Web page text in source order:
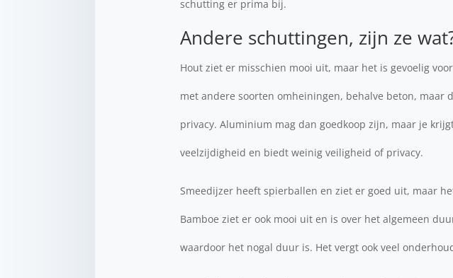
schutting er prima bij.
Andere schuttingen, zijn ze
Hout ziet er misschien mooi uit, maar het is gevoelig
met andere soorten omheiningen, behalve beton,
privacy. Aluminium mag dan goedkoop zijn, maar je
veelzijdigheid en biedt weinig veiligheid of privacy.
Smeedijzer heeft spierballen en ziet er goed uit, maar
Bamboe ziet er ook mooi uit en is over het algemeen
waardoor het nogal duur is. Het vergt ook veel